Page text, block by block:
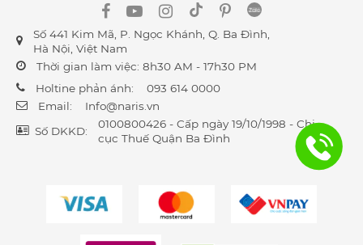
Số 441 Kim Mã, P. Ngọc Khánh, Q. Ba Đình,
Hà Nội, Việt Nam
Thời gian làm việc: 8h30 AM - 17h30 PM
Holtine phản ánh:
093 614 0000
Email:
Info@naris.vn
Số DKKD:
0100800426 - Cấp ngày 19/10/1998 - Chi
cục Thuế Quận Ba Đình